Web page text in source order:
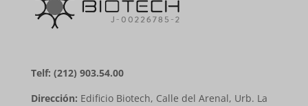
Telf: (212) 903.54.00
Dirección: Edificio Biotech, Calle del Arenal, Urb. La